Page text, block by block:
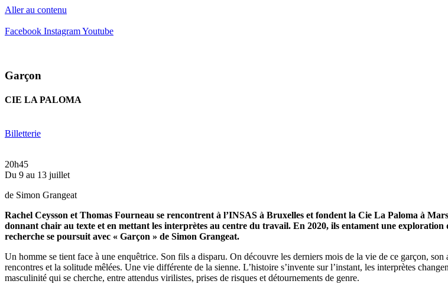
Aller au contenu
Facebook InstagramYoutube
Garçon
CIE LA PALOMA
Billetterie
20h45
Du 9 au 13 juillet
de Simon Grangeat
Rachel Ceysson et Thomas Fourneau se rencontrent à l’INSAS à Bruxelles et fondent la Cie La Paloma à
donnant chair au texte et en mettant les interprètes au centre du travail. En 2020, ils entament une
recherche se poursuit avec « Garçon » de Simon Grangeat.
Un homme se tient face à une enquêtrice. Son fils a disparu. On découvre les derniers mois de la vie de ce garçon,
rencontres et la solitude mêlées. Une vie différente de la sienne. L’histoire s’invente sur l’instant, les interprètes
masculinité qui se cherche, entre attendus virilistes, prises de risques et détournements de genre.